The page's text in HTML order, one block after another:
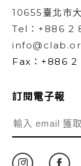
10655臺北市
Tel：+886 2
Fax：+886 2
訂閱電子報